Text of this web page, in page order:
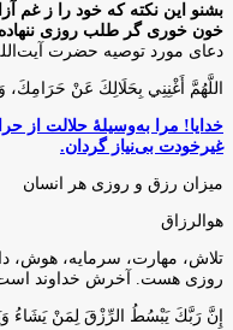
بشنو این نکته که خود را ز غم
خون خوری گر طلب روزی
دعای مورد توصیه حضرت
اللَّهُمَّ أَغْنِنِي بِحَلَالِكَ عَنْ
خدایا! مرا به‌وسیلۀ حلالت از
غیرخودت بی‌نیاز گردان.
میزان رزق و روزی هر انسان
هوالرزاق
تلاش، مهارت، سرمايه،
روزى هست. آخرش خداوند است
إِنَّ رَبَّكَ يَبْسُطُ الرِّزْقَ لِمَنْ يَشَاءُ